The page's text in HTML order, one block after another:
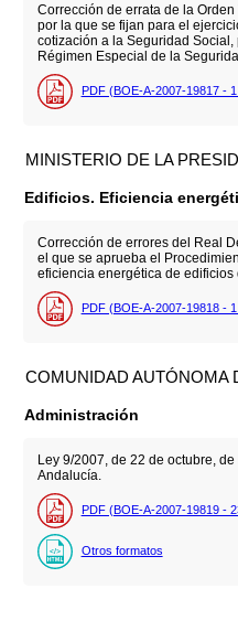
Corrección de errata de la Orden
por la que se fijan para el
cotización a la Seguridad
Régimen Especial de la
PDF (BOE-A-2007-19817 - 1
MINISTERIO DE LA
Edificios. Eficiencia
Corrección de errores del Real
el que se aprueba el
eficiencia energética de edificios
PDF (BOE-A-2007-19818 - 1
COMUNIDAD AUTÓNOMA
Administración
Ley 9/2007, de 22 de octubre,
Andalucía.
PDF (BOE-A-2007-19819 -
Otros formatos